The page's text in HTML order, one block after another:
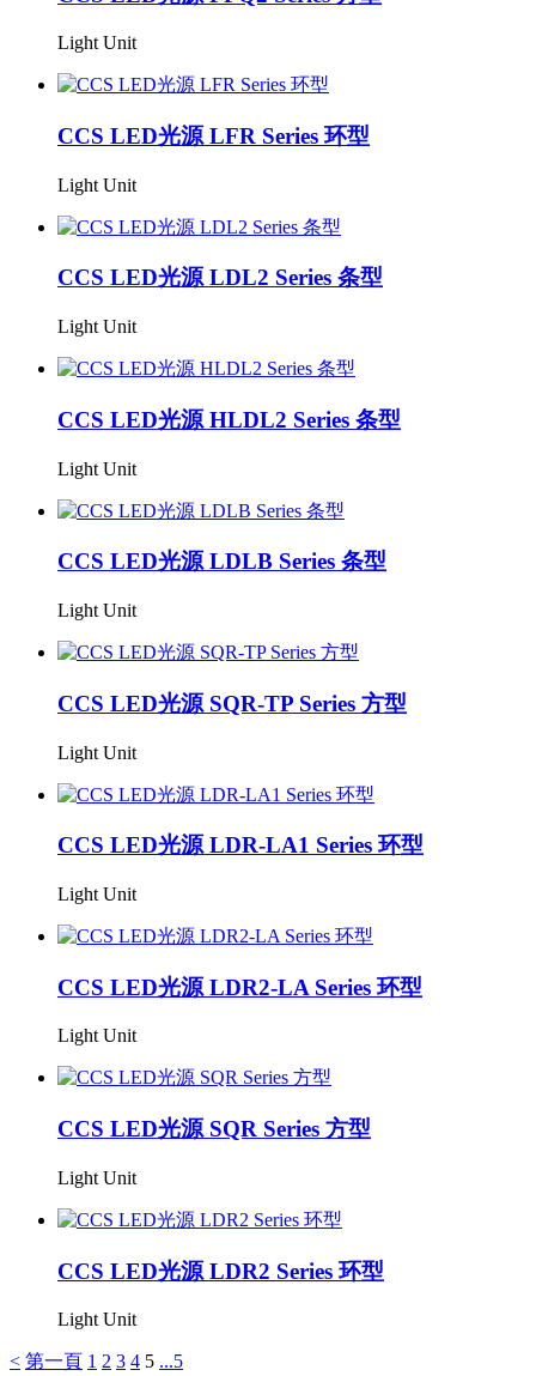
Light Unit
CCS LED光源 LFR Series 环型
Light Unit
CCS LED光源 LDL2 Series 条型
Light Unit
CCS LED光源 HLDL2 Series 条型
Light Unit
CCS LED光源 LDLB Series 条型
Light Unit
CCS LED光源 SQR-TP Series 方型
Light Unit
CCS LED光源 LDR-LA1 Series 环型
Light Unit
CCS LED光源 LDR2-LA Series 环型
Light Unit
CCS LED光源 SQR Series 方型
Light Unit
CCS LED光源 LDR2 Series 环型
Light Unit
< 第一頁 1 2 3 4 5 ...5